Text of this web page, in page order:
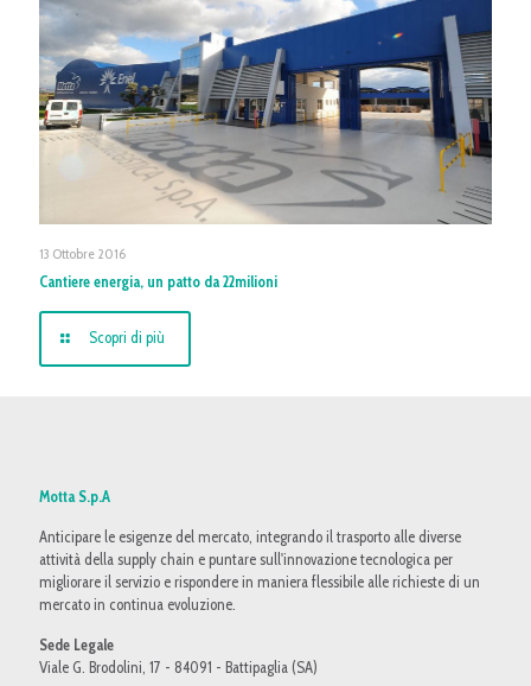
13 Ottobre 2016
Cantiere energia, un patto da 22milioni
Scopri di più
Motta S.p.A
Anticipare le esigenze del mercato, integrando il trasporto alle diverse
attività della supply chain e puntare sull'innovazione tecnologica per
migliorare il servizio e rispondere in maniera flessibile alle richieste di un
mercato in continua evoluzione.
Sede Legale
Viale G. Brodolini, 17 - 84091 - Battipaglia (SA)